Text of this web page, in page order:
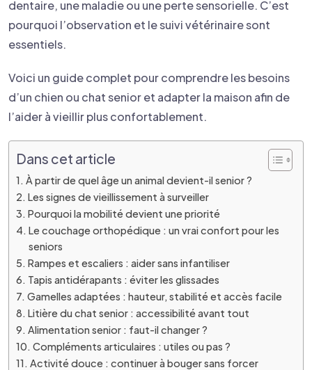
dentaire, une maladie ou une perte sensorielle. C’est
pourquoi l’observation et le suivi vétérinaire sont
essentiels.
Voici un guide complet pour comprendre les besoins
d’un chien ou chat senior et adapter la maison afin de
l’aider à vieillir plus confortablement.
Dans cet article
À partir de quel âge un animal devient-il senior ?
Les signes de vieillissement à surveiller
Pourquoi la mobilité devient une priorité
Le couchage orthopédique : un vrai confort pour les
seniors
Rampes et escaliers : aider sans infantiliser
Tapis antidérapants : éviter les glissades
Gamelles adaptées : hauteur, stabilité et accès facile
Litière du chat senior : accessibilité avant tout
Alimentation senior : faut-il changer ?
Compléments articulaires : utiles ou pas ?
Activité douce : continuer à bouger sans forcer